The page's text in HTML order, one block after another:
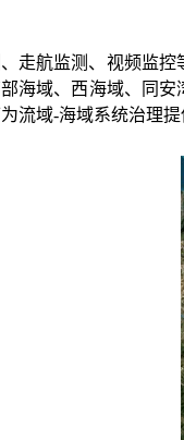
走航监测、视频监
海域、西海域、同
流域-海域系统治理